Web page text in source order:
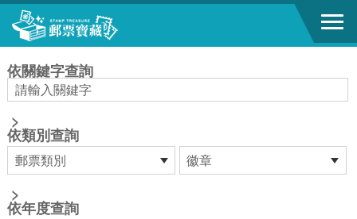
跳到主要內容區塊
依關鍵字查詢
>
依類別查詢
>
依年度查詢